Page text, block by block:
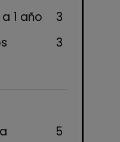
1 año
3
3
5